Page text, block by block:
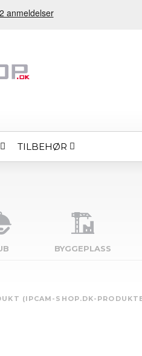
TILBEHØR
BYGGE­PLASS
(IPCAM-SHOP.DK-